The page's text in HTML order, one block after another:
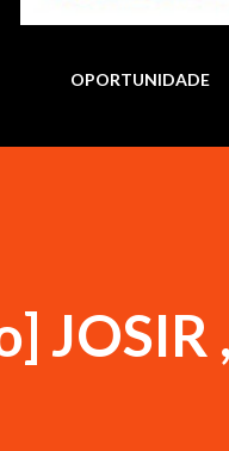
OPORTUNIDADE
JOSIR